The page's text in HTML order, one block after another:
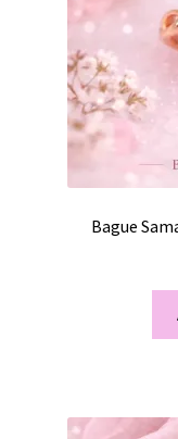
Bague